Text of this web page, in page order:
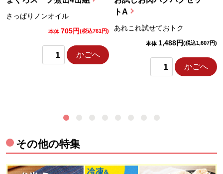
さっぱりノンオイル
本体 705円(税込761円)
かごへ
トA
あれこれ試せておトク
本体 1,488円(税込1,607円)
かごへ
その他の特集